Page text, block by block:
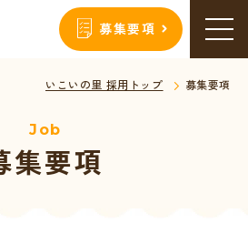
募集要項
Job
集要項
いこいの里 採用トップ 募集要項